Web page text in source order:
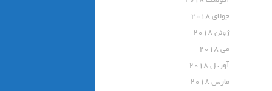
جولای 2018
ژوئن 2018
می 2018
آوریل 2018
مارس 2018